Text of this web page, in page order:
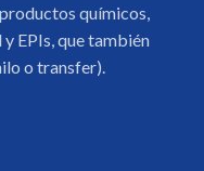
químicos,
EPIs, que también
o transfer).